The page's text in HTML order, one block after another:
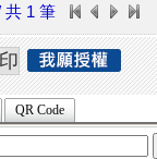
共 1 筆
QR Code